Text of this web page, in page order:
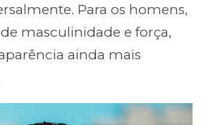
Para os homens,
masculinidade e força,
ainda mais